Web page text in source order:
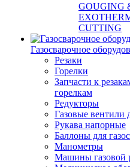
GOUGING
CUTTING
Газосварочное
Резаки
Горелки
Запчасти к
горелкам
Редукторы
Газовые вентили
Рукава напорные
Баллоны для
Манометры
Машины газовой